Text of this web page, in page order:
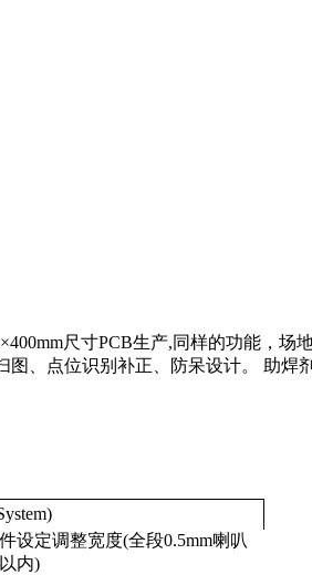
尺寸PCB生产,同样的功能，
、点位识别补正、防呆设计。 助焊
设定调整宽度(全段0.5mm喇叭
内)